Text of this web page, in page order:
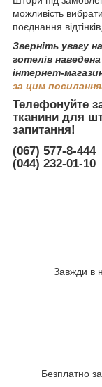
можливість
поєднання
Зверніть увагу
готелів наведена
інтернет-
за цим
Телефонуйте
тканини для
запитання!
(067) 577-8-444
(044) 232-01-10
Завжди в
Безплатно